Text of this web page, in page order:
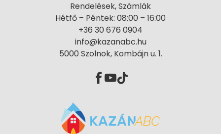
Rendelések, Számlák
Hétfő – Péntek: 08:00 – 16:00
+36 30 676 0904
info@kazanabc.hu
5000 Szolnok, Kombájn u. 1.